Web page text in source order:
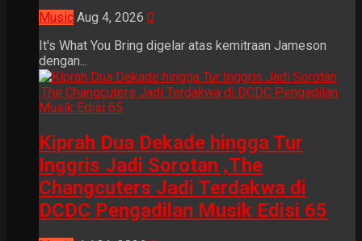
Music Aug 4, 2026 0
It's What You Bring digelar atas kemitraan Jameson
dengan...
Kiprah Dua Dekade hingga Tur
Inggris Jadi Sorotan ,The
Changcuters Jadi Terdakwa di
DCDC Pengadilan Musik Edisi 65